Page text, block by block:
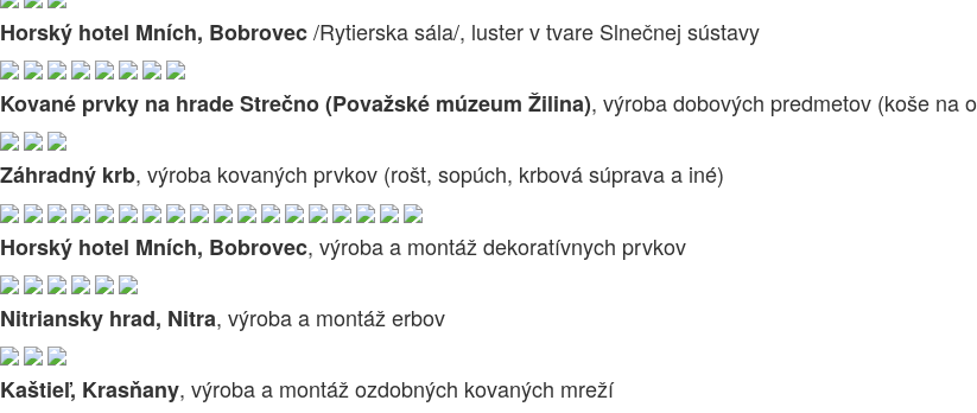
Horský hotel Mních, Bobrovec/Rytierska sála/, luster v tvare Slnečnej sústavy
Kované prvky na hrade Strečno (Považské múzeum Žilina), výroba dobových predmetov (koše na
Záhradný krb, výroba kovaných prvkov (rošt, sopúch, krbová súprava a iné)
Horský hotel Mních, Bobrovec, výroba a montáž dekoratívnych prvkov
Nitriansky hrad, Nitra, výroba a montáž erbov
Kaštieľ, Krasňany, výroba a montáž ozdobných kovaných mreží